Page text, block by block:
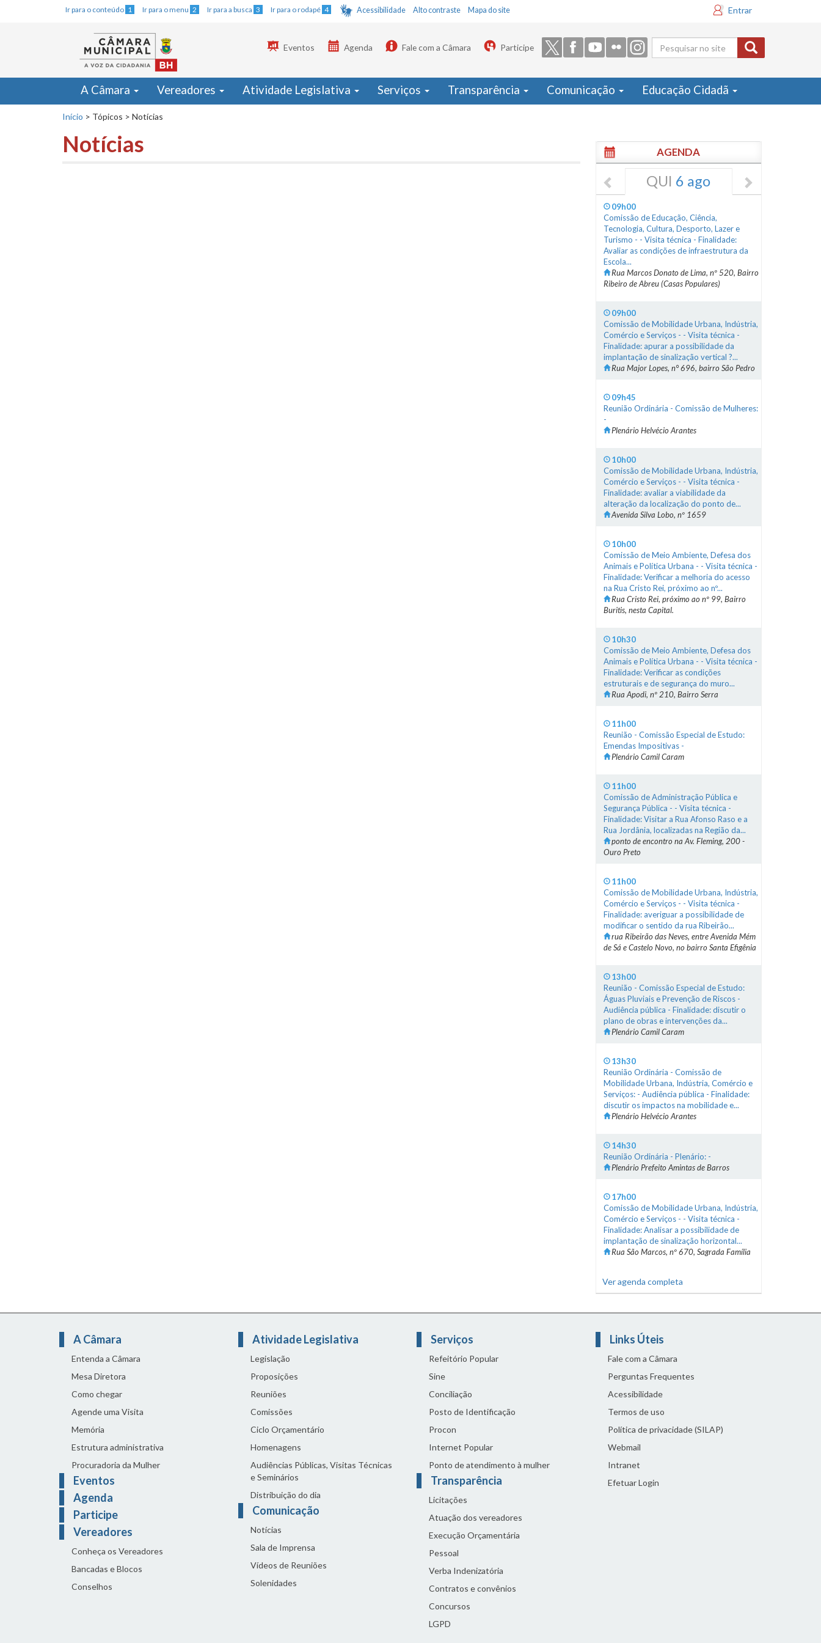
Ir para o conteúdo 1 Ir para o menu 2 Ir para a busca 3 Ir para o rodapé 4 Acessibilidade Alto contraste Mapa do site Entrar
Formulário
de busca
Eventos Agenda Fale com a Câmara Participe
A Câmara Vereadores Atividade Legislativa Serviços Transparência Comunicação Educação Cidadã
Início > Tópicos > Notícias
Notícias AGENDA
QUI 6 ago
09h00
Comissão de Educação, Ciência,
Tecnologia, Cultura, Desporto, Lazer e
Turismo - - Visita técnica - Finalidade:
Avaliar as condições de infraestrutura da
Escola...
Rua Marcos Donato de Lima, nº 520, Bairro
Ribeiro de Abreu (Casas Populares)
09h00
Comissão de Mobilidade Urbana, Indústria,
Comércio e Serviços - - Visita técnica -
Finalidade: apurar a possibilidade da
implantação de sinalização vertical ?...
Rua Major Lopes, n° 696, bairro São Pedro
09h45
Reunião Ordinária - Comissão de Mulheres:
-
Plenário Helvécio Arantes
10h00
Comissão de Mobilidade Urbana, Indústria,
Comércio e Serviços - - Visita técnica -
Finalidade: avaliar a viabilidade da
alteração da localização do ponto de...
Avenida Silva Lobo, nº 1659
10h00
Comissão de Meio Ambiente, Defesa dos
Animais e Política Urbana - - Visita técnica -
Finalidade: Verificar a melhoria do acesso
na Rua Cristo Rei, próximo ao nº...
Rua Cristo Rei, próximo ao nº 99, Bairro
Buritis, nesta Capital.
10h30
Comissão de Meio Ambiente, Defesa dos
Animais e Política Urbana - - Visita técnica -
Finalidade: Verificar as condições
estruturais e de segurança do muro...
Rua Apodi, nº 210, Bairro Serra
11h00
Reunião - Comissão Especial de Estudo:
Emendas Impositivas -
Plenário Camil Caram
11h00
Comissão de Administração Pública e
Segurança Pública - - Visita técnica -
Finalidade: Visitar a Rua Afonso Raso e a
Rua Jordânia, localizadas na Região da...
ponto de encontro na Av. Fleming, 200 -
Ouro Preto
11h00
Comissão de Mobilidade Urbana, Indústria,
Comércio e Serviços - - Visita técnica -
Finalidade: averiguar a possibilidade de
modificar o sentido da rua Ribeirão...
rua Ribeirão das Neves, entre Avenida Mém
de Sá e Castelo Novo, no bairro Santa Efigênia
13h00
Reunião - Comissão Especial de Estudo:
Águas Pluviais e Prevenção de Riscos -
Audiência pública - Finalidade: discutir o
plano de obras e intervenções da...
Plenário Camil Caram
13h30
Reunião Ordinária - Comissão de
Mobilidade Urbana, Indústria, Comércio e
Serviços: - Audiência pública - Finalidade:
discutir os impactos na mobilidade e...
Plenário Helvécio Arantes
14h30
Reunião Ordinária - Plenário: -
Plenário Prefeito Amintas de Barros
17h00
Comissão de Mobilidade Urbana, Indústria,
Comércio e Serviços - - Visita técnica -
Finalidade: Analisar a possibilidade de
implantação de sinalização horizontal...
Rua São Marcos, nº 670, Sagrada Família
Ver agenda completa
A Câmara
Entenda a Câmara
Mesa Diretora
Como chegar
Agende uma Visita
Memória
Estrutura administrativa
Procuradoria da Mulher
Eventos
Agenda
Participe
Vereadores
Conheça os Vereadores
Bancadas e Blocos
Conselhos
Atividade Legislativa
Legislação
Proposições
Reuniões
Comissões
Ciclo Orçamentário
Homenagens
Audiências Públicas, Visitas Técnicas
e Seminários
Distribuição do dia
Comunicação
Notícias
Sala de Imprensa
Vídeos de Reuniões
Solenidades
Serviços
Refeitório Popular
Sine
Conciliação
Posto de Identificação
Procon
Internet Popular
Ponto de atendimento à mulher
Transparência
Licitações
Atuação dos vereadores
Execução Orçamentária
Pessoal
Verba Indenizatória
Contratos e convênios
Concursos
LGPD
Links Úteis
Fale com a Câmara
Perguntas Frequentes
Acessibilidade
Termos de uso
Política de privacidade (SILAP)
Webmail
Intranet
Efetuar Login